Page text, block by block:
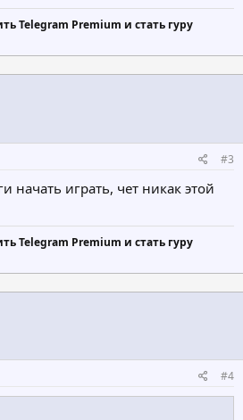
Telegram Premium и стать гуру
#3
начать играть, чет никак этой
Telegram Premium и стать гуру
#4